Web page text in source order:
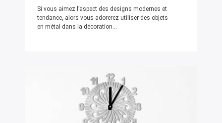
Si vous aimez l’aspect des designs modernes et
tendance, alors vous adorerez utiliser des objets
en métal dans la décoration...